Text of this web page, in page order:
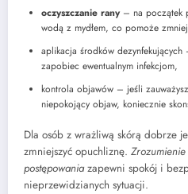
oczyszczanie rany– na początek
wodą z mydłem, co pomoże
aplikacja środków dezynfekujących
zapobiec ewentualnym infekcjom,
kontrola objawów – jeśli
niepokojący objaw, koniecznie
Dla osób z wrażliwą skórą dobrze
zmniejszyć opuchliznę.
postępowaniazapewni spokój i
nieprzewidzianych sytuacji.